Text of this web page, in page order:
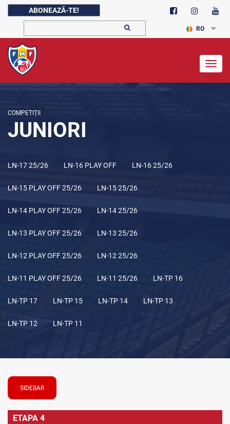
ABONEAZĂ-TE!
RO
COMPETIȚII
JUNIORI
LN-17 25/26 LN-16 PLAY OFF LN-16 25/26
LN-15 PLAY OFF 25/26 LN-15 25/26
LN-14 PLAY OFF 25/26 LN-14 25/26
LN-13 PLAY OFF 25/26 LN-13 25/26
LN-12 PLAY OFF 25/26 LN-12 25/26
LN-11 PLAY OFF 25/26 LN-11 25/26 LN-TP 16
LN-TP 17 LN-TP 15 LN-TP 14 LN-TP 13
LN-TP 12 LN-TP 11
SIDEBAR
ETAPA 4